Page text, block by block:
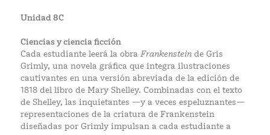
Unidad 8C
Ciencias y ciencia ficción
Cada estudiante leerá la obra Frankenstein de Gris
Grimly, una novela gráfica que integra ilustraciones
cautivantes en una versión abreviada de la edición de
1818 del libro de Mary Shelley. Combinadas con el texto
de Shelley, las inquietantes —y a veces espeluznantes—
representaciones de la criatura de Frankenstein
diseñadas por Grimly impulsan a cada estudiante a